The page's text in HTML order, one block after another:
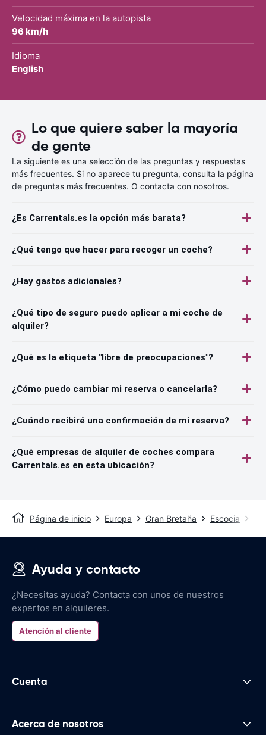
Velocidad máxima en la autopista
96 km/h
Idioma
English
Lo que quiere saber la mayoría
de gente
La siguiente es una selección de las preguntas y respuestas
más frecuentes. Si no aparece tu pregunta, consulta la página
de preguntas más frecuentes. O contacta con nosotros.
¿Es Carrentals.es la opción más barata?
¿Qué tengo que hacer para recoger un coche?
¿Hay gastos adicionales?
¿Qué tipo de seguro puedo aplicar a mi coche de
alquiler?
¿Qué es la etiqueta "libre de preocupaciones"?
¿Cómo puedo cambiar mi reserva o cancelarla?
¿Cuándo recibiré una confirmación de mi reserva?
¿Qué empresas de alquiler de coches compara
Carrentals.es en esta ubicación?
Página de inicio Europa Gran Bretaña Escocia
Ayuda y contacto
¿Necesitas ayuda? Contacta con unos de nuestros
expertos en alquileres.
Atención al cliente
Cuenta
Acerca de nosotros